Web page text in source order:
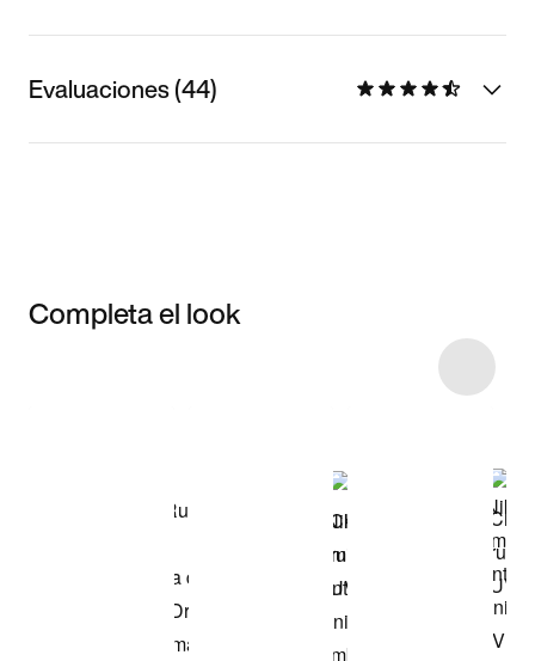
Evaluaciones (44)
Completa el look